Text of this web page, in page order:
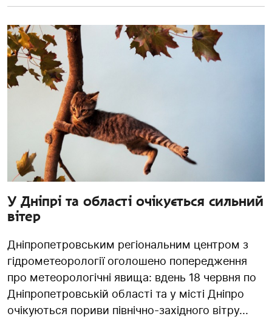
У Дніпрі та області очікується сильний
вітер
Дніпропетровським регіональним центром з
гідрометеорології оголошено попередження
про метеорологічні явища: вдень 18 червня по
Дніпропетровській області та у місті Дніпро
очікуються пориви північно-західного вітру...